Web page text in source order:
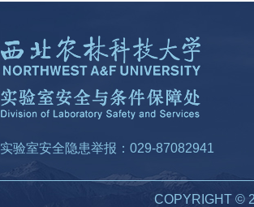
实验室安全隐患举报：029-87082941
COPYRIGHT ©